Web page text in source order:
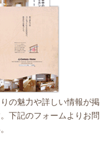
の魅力や詳しい情報が掲
下記のフォームよりお問